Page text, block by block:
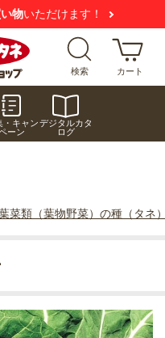
にご注意ください
検索 カート
・キャン
ーン
デジタルカタ
ログ
菜類（葉物野菜）の種（タネ